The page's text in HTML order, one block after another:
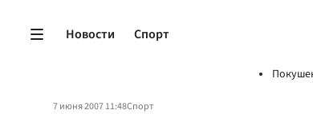
Новости Спорт
7 июня 2007 11:48Спорт